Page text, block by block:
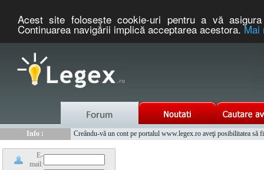
Acest site foloseşte cookie-uri pentru a vă
Continuarea navigării implică acceptarea acestora.Mai
Info :
Creându-vă un cont pe portalul www.legex.ro aveţi posibilitatea
Info :
www.tntauto.ro - Managementul Integrat al Parcului Auto
E-
mail: